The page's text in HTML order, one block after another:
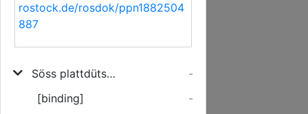
rostock.de/rosdok/ppn1882504
887
Söss plattdütsche Geschichten von den ollen Radmake Martin
-
[binding]
-